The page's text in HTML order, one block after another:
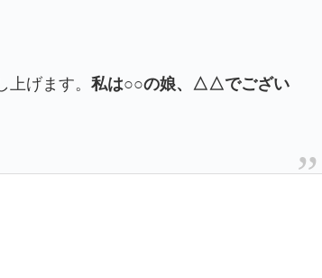
上げます。私は○○の娘、△△でござい